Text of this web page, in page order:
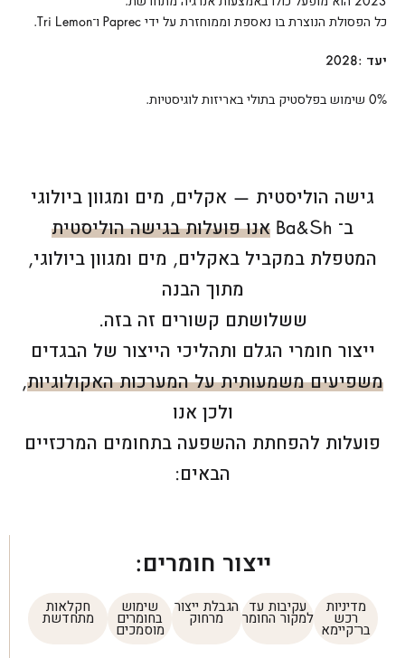
כל הפסולת הנוצרת בו נאספת וממוחזרת על ידי Paprec ו־Tri Lemon.
יעד :2028
0% שימוש בפלסטיק בתולי באריזות לוגיסטיות.
גישה הוליסטית — אקלים, מים ומגוון ביולוגי
ב־ Ba&Sh
אנו פועלות בגישה הוליסטית
המטפלת במקביל באקלים, מים ומגוון ביולוגי,
מתוך הבנה
ששלושתם קשורים זה בזה.
ייצור חומרי הגלם ותהליכי הייצור של הבגדים
משפיעים משמעותית על המערכות האקולוגיות,
ולכן אנו
פועלות להפחתת ההשפעה בתחומים המרכזיים
הבאים:
ייצור חומרים:
מדיניות
רכש
בר־קיימא
עקיבות עד
למקור החומר
הגבלת ייצור
מרחוק
שימוש
בחומרים
מוסמכים
חקלאות
מתחדשת